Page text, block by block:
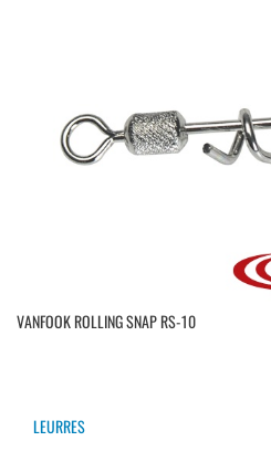
VANFOOK ROLLING SNAP RS-10
LEURRES